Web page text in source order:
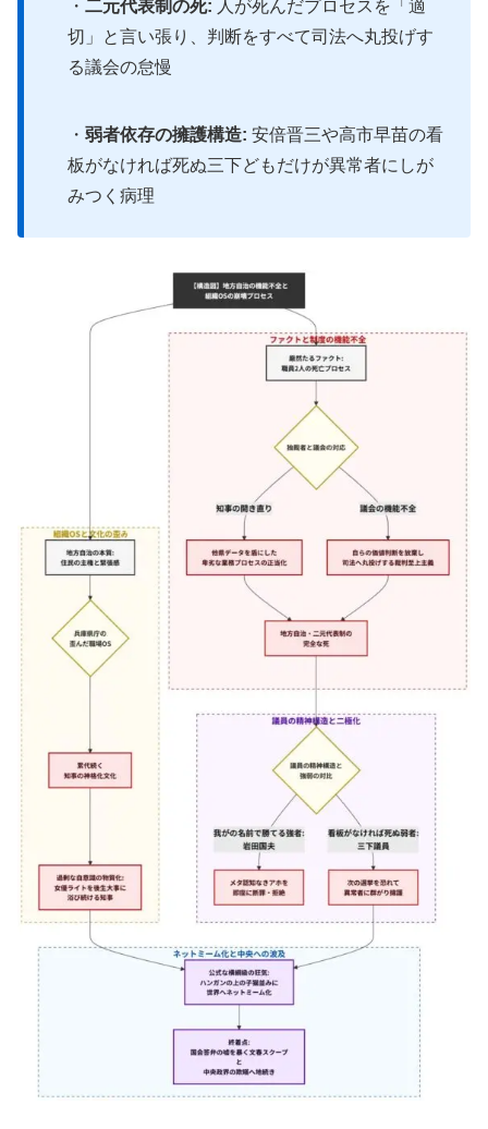
・ 二元代表制の死: 人が死んだプロセスを「適
切」と言い張り、判断をすべて司法へ丸投げす
る議会の怠慢
・ 弱者依存の擁護構造: 安倍晋三や高市早苗の看
板がなければ死ぬ三下どもだけが異常者にしが
みつく病理